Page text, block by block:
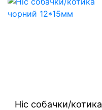
Ніс собачки/котика